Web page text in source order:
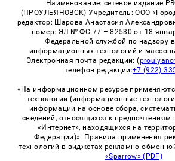
Наименование: сетевое издание
(ПРОУЛЬЯНОВСК) Учредитель: ООО
редактор: Шарова Анастасия
номер: ЭЛ № ФС 77 – 82530 от 18
Федеральной службой по надзору
информационных технологий и
Электронная почта редакции: (
телефон редакции:+7 (922)
«На информационном ресурсе
технологии (информационные
информации на основе сбора,
сведений, относящихся к предпочтениям
«Интернет», находящихся на
Федерации)». Правила применения
технологий в виджетах рекламно-
«Sparrow» (PDF)